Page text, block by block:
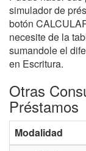
simulador de
botón
necesite de la
sumandole el
en Escritura.
Otras
Préstamos
Modalidad